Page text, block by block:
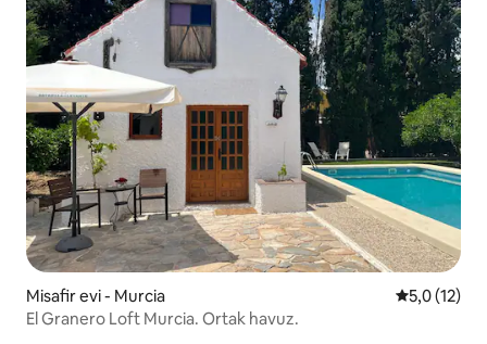
Misafir evi - Murcia 55,0 (12)
El Granero Loft Murcia. Ortak havuz.